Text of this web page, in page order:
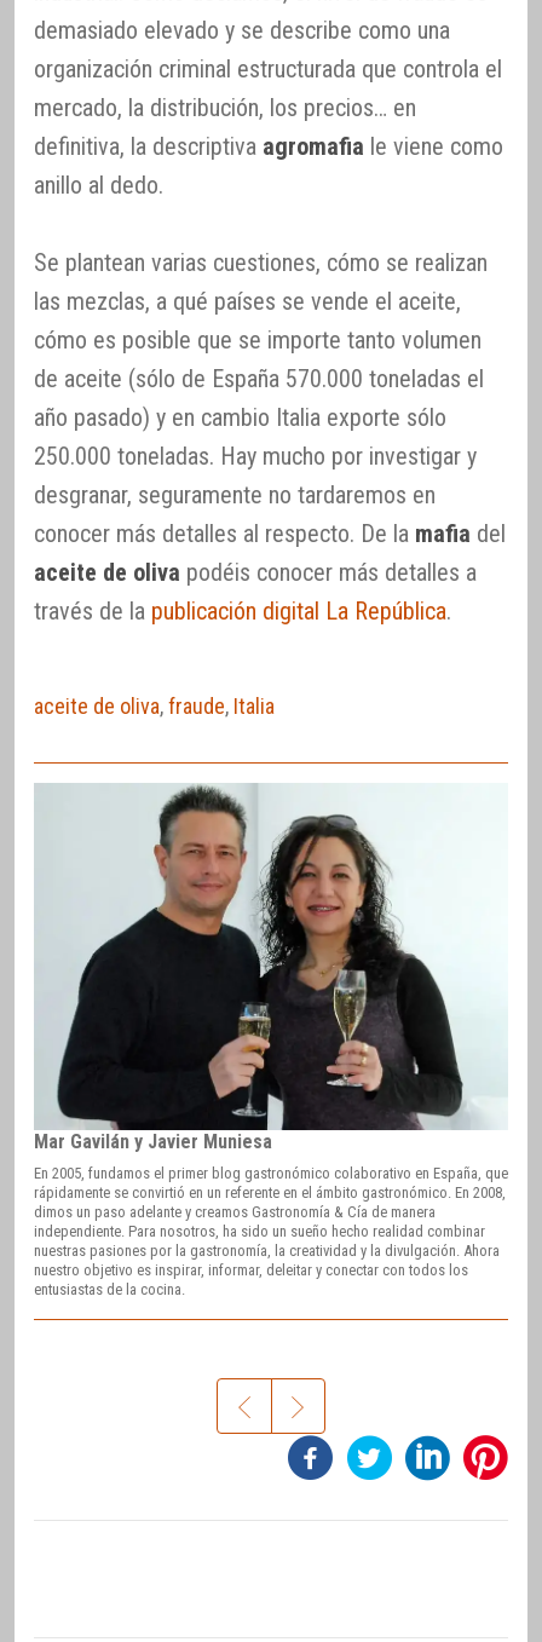
demasiado elevado y se describe como una
organización criminal estructurada que controla el
mercado, la distribución, los precios… en
definitiva, la descriptiva agromafia le viene como
anillo al dedo.
Se plantean varias cuestiones, cómo se realizan
las mezclas, a qué países se vende el aceite,
cómo es posible que se importe tanto volumen
de aceite (sólo de España 570.000 toneladas el
año pasado) y en cambio Italia exporte sólo
250.000 toneladas. Hay mucho por investigar y
desgranar, seguramente no tardaremos en
conocer más detalles al respecto. De la mafia del
aceite de oliva podéis conocer más detalles a
través de la publicación digital La República.
aceite de oliva,fraude, Italia
Mar Gavilán y Javier Muniesa
En 2005, fundamos el primer blog gastronómico colaborativo en España, que
rápidamente se convirtió en un referente en el ámbito gastronómico. En 2008,
dimos un paso adelante y creamos Gastronomía & Cía de manera
independiente. Para nosotros, ha sido un sueño hecho realidad combinar
nuestras pasiones por la gastronomía, la creatividad y la divulgación. Ahora
nuestro objetivo es inspirar, informar, deleitar y conectar con todos los
entusiastas de la cocina.